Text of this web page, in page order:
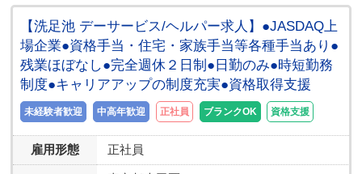
【洗足池 デーサービス/ヘルパー求人】●JASDAQ上
場企業●資格手当・住宅・家族手当等各種手当あり●
残業ほぼなし●完全週休２日制●日勤のみ●時短勤務
制度●キャリアアップの制度充実●資格取得支援
未経験者歓迎 中高年歓迎 正社員 ブランクOK 資格支援
雇用形態 正社員